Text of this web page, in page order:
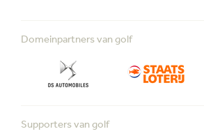
Domeinpartners van golf
Supporters van golf